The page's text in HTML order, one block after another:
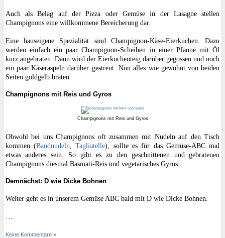
Auch als Belag auf der Pizza oder Gemüse in der Lasagne stellen
Champignons eine willkommene Bereicherung dar.
Eine hauseigene Spezialität sind Champignon-Käse-Eierkuchen. Dazu
werden einfach ein paar Champignon-Scheiben in einer Pfanne mit Öl
kurz angebraten. Dann wird der Eierkuchenteig darüber gegossen und noch
ein paar Käseraspeln darüber gestreut. Nun alles wie gewohnt von beiden
Seiten goldgelb braten.
Champignons mit Reis und Gyros
Champignons mit Reis und Gyros
Obwohl bei uns Champignons oft zusammen mit Nudeln auf den Tisch
kommen (Bandnudeln ,Tagliatelle), sollte es für das Gemüse-ABC mal
etwas anderes sein. So gibt es zu den geschnittenen und gebratenen
Champignons dies­mal Basmati-Reis und vegetarisches Gyros.
Demnächst: D wie Dicke Bohnen
Weiter geht es in unserem Gemüse ABC bald mit D wie Dicke Bohnen.
…
Keine Kommentare »